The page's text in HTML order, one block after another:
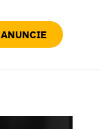
ANUNCIE